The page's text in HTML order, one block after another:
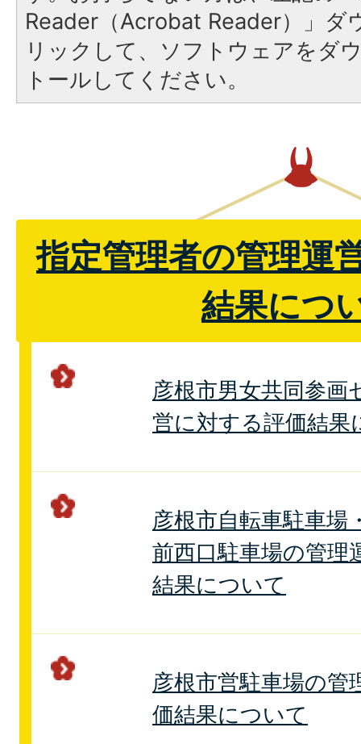
Reader（Acrobat Reader）」ダ
リックして、ソフトウェアをダ
トールしてください。
指定管理者の管理運
結果につ
彦根市男女共同参画
営に対する評価結果
彦根市自転車駐車場
前西口駐車場の管理
結果について
彦根市営駐車場の管
価結果について